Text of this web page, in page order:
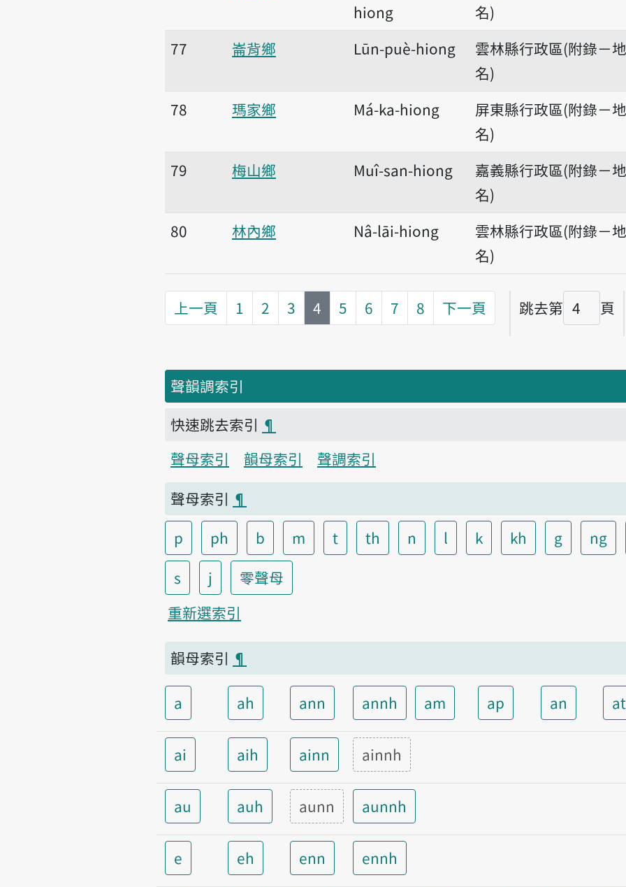
hiong
名)
77
崙背鄉 Lūn-puè-hiong
雲林縣行政區(附錄－
名)
78
瑪家鄉 Má-ka-hiong
屏東縣行政區(附錄－
名)
79
梅山鄉 Muî-san-hiong
嘉義縣行政區(附錄－
名)
80
林內鄉 Nâ-lāi-hiong
雲林縣行政區(附錄－
名)
上一頁 1 2 3 第
4 5 6 7 8 下一頁 跳去第
頁碼
頁
聲韻調索引
快速跳去索引 ¶
聲母索引
韻母索引
聲調索引
聲母索引 ¶
p
ph b m t th n l k kh g ng
s
j
零聲母
重新選索引
韻母索引 ¶
a ah ann annh am ap an at
ai aih ainn ainnh
au auh aunn aunnh
e eh enn ennh